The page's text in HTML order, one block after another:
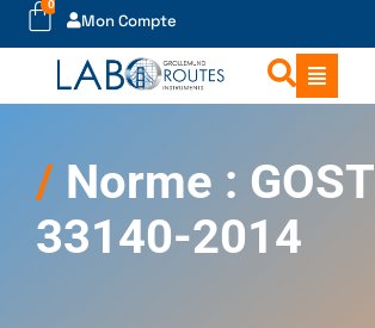
0
Mon Compte
Norme : GOST
33140-2014